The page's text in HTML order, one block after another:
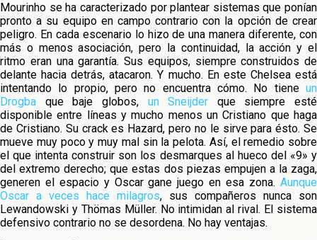
Mourinho se ha caracterizado por plantear sistemas que ponían
pronto a su equipo en campo contrario con la opción de crear
peligro. En cada escenario lo hizo de una manera diferente, con
más o menos asociación, pero la continuidad, la acción y el
ritmo eran una garantía. Sus equipos, siempre construidos de
delante hacia detrás, atacaron. Y mucho. En este Chelsea está
intentando lo propio, pero no encuentra cómo. No tiene un
Drogba que baje globos, un Sneijder que siempre esté
disponible entre líneas y mucho menos un Cristiano que haga
de Cristiano. Su crack es Hazard, pero no le sirve para ésto. Se
mueve muy poco y muy mal sin la pelota. Así, el remedio sobre
el que intenta construir son los desmarques al hueco del «9» y
del extremo derecho; que estas dos piezas empujen a la zaga,
generen el espacio y Oscar gane juego en esa zona. Aunque
Oscar a veces hace milagros, sus compañeros nunca son
Lewandowski y Thömas Müller. No intimidan al rival. El sistema
defensivo contrario no se desordena. No hay ventajas.